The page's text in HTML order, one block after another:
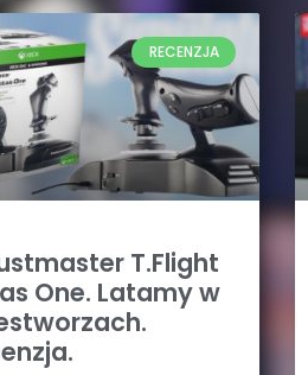
RECENZJA
T.Flight
One. Latamy w